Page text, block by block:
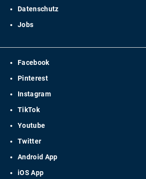
Datenschutz
Jobs
Facebook
Pinterest
Instagram
TikTok
Youtube
Twitter
Android App
iOS App